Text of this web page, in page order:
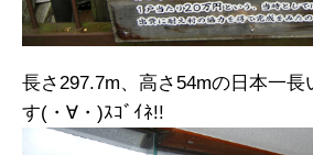
長さ297.7m、高さ54mの日本一
す(・∀・)ｽｺﾞｲﾈ!!